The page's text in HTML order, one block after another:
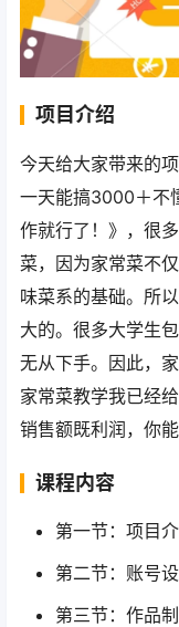
项目介绍
今天给大家带来的
一天能搞‌3000＋不
作就行了！》，很
菜，因为家常菜不
味菜系的基础。所
大的。很多大学生
无从下手。因此，
家常菜教学我已经
销售额既利润，你
课程内容
第一节：项目
第二节：账号设
第三节：作品制